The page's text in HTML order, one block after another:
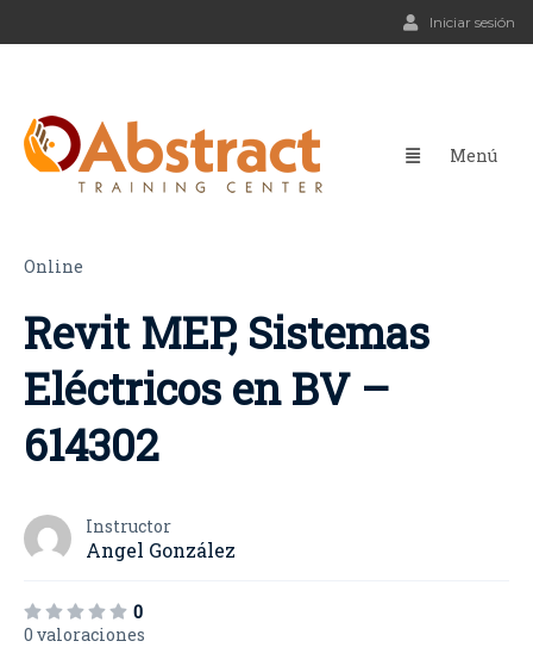
Iniciar sesión
Online
Revit MEP, Sistemas
Eléctricos en BV –
614302
Instructor
Angel González
0
0 valoraciones